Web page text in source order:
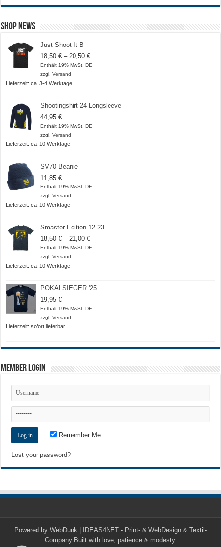
Shop News
Just Shoot It B
18,50€ – 20,50€Preisspanne:
18,50 €
Enthält 19% MwSt. DE
zzgl.Versand
Lieferzeit: ca. 3-4 Werktage
Shootingshirt 24 Longsleeve
44,95€
Enthält 19% MwSt. DE
zzgl.Versand
Lieferzeit: ca. 10 Werktage
SV70 Beanie
11,85€
Enthält 19% MwSt. DE
zzgl.Versand
Lieferzeit: ca. 10 Werktage
Smaster Edition 12.23
18,50€ – 21,00€Preisspanne:
18,50 €
Enthält 19% MwSt. DE
zzgl.Versand
Lieferzeit: ca. 10 Werktage
POKALSIEGER '25
19,95€
Enthält 19% MwSt. DE
zzgl.Versand
Lieferzeit: sofort lieferbar
Member Login
Remember Me
Lost your password?
Powered by WebDunk | IDEAS4NET - Print- & WebDesign & Textil-
CompanyBuilt with love, patience & modesty.